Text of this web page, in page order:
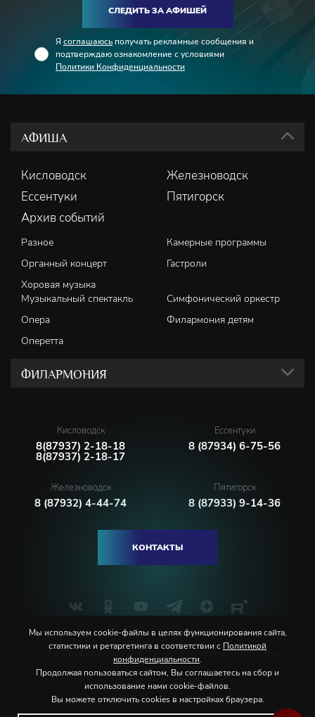
СЛЕДИТЬ ЗА АФИШЕЙ
Я соглашаюсь получать рекламные сообщения и
подтверждаю ознакомление с условиями
Политики Конфиденциальности
АФИША
Кисловодск
Железноводск
Ессентуки
Пятигорск
Архив событий
Разное
Камерные программы
Органный концерт
Гастроли
Хоровая музыка
Музыкальный спектакль
Симфонический оркестр
Опера
Филармония детям
Оперетта
ФИЛАРМОНИЯ
Кисловодск
8(87937) 2-18-18
8(87937) 2-18-17
Ессентуки
8 (87934) 6-75-56
Железноводск
8 (87932) 4-44-74
Пятигорск
8 (87933) 9-14-36
КОНТАКТЫ
Политика конфиденциальности Соглашение пользователя
© 2026 Северо-Кавказская государственная филармония
Мы используем cookie-файлы в целях функционирования сайта,
статистики и ретаргетинга в соответствии с Политикой
конфиденциальности.
Продолжая пользоваться сайтом, Вы соглашаетесь на сбор и
использование нами cookie-файлов.
Вы можете отключить cookies в настройках браузера.